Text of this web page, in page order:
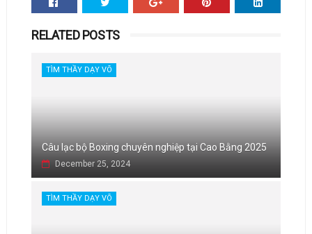
RELATED POSTS
TÌM THẦY DẠY VÕ
Câu lạc bộ Boxing chuyên nghiệp tại Cao Bằng 2025
December 25, 2024
TÌM THẦY DẠY VÕ